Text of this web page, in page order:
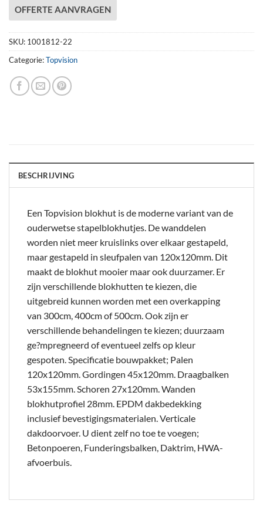
OFFERTE AANVRAGEN
SKU: 1001812-22
Categorie:Topvision
BESCHRIJVING
Een Topvision blokhut is de moderne variant van de
ouderwetse stapelblokhutjes. De wanddelen
worden niet meer kruislinks over elkaar gestapeld,
maar gestapeld in sleufpalen van 120x120mm. Dit
maakt de blokhut mooier maar ook duurzamer. Er
zijn verschillende blokhutten te kiezen, die
uitgebreid kunnen worden met een overkapping
van 300cm, 400cm of 500cm. Ook zijn er
verschillende behandelingen te kiezen; duurzaam
ge?mpregneerd of eventueel zelfs op kleur
gespoten. Specificatie bouwpakket; Palen
120x120mm. Gordingen 45x120mm. Draagbalken
53x155mm. Schoren 27x120mm. Wanden
blokhutprofiel 28mm. EPDM dakbedekking
inclusief bevestigingsmaterialen. Verticale
dakdoorvoer. U dient zelf no toe te voegen;
Betonpoeren, Funderingsbalken, Daktrim, HWA-
afvoerbuis.